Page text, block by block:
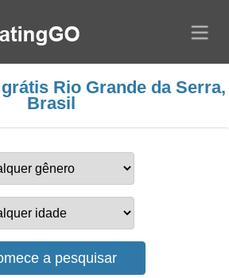
Rio Grande da Serra,
Brasil